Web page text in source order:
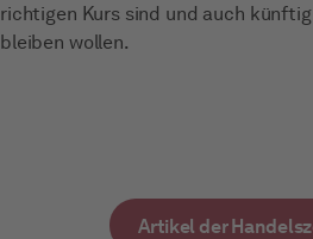
richtigen Kurs sind und auch
bleiben wollen.
Artikel der